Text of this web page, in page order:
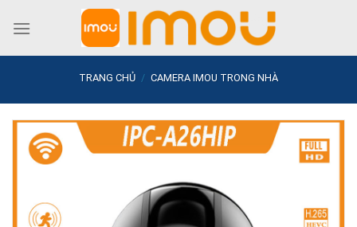
TRANG CHỦ / CAMERA IMOU TRONG NHÀ